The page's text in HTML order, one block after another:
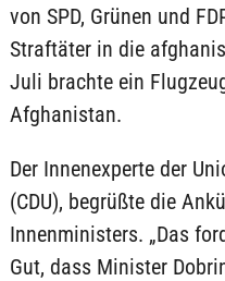
von SPD, Grünen und
Straftäter in die
Juli brachte ein
Afghanistan.
Der Innenexperte der
(CDU), begrüßte die
Innenministers. „Das
Gut, dass Minister